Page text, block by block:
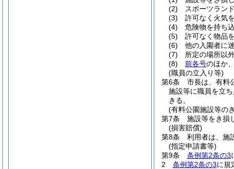
(2)
スポーツラン
(3)
許可なく火気
(4)
危険物を持ち
(5)
許可なく物品
(6)
他の入園者に
(7)
所定の場所以
(8)
前各号のほか
(職員の立入り等)
第6条
市長は、有料
施設等に職員を立
きる。
(有料公園施設等の
第7条
施設等をき損
(損害賠償)
第8条
利用者は、施
(指定申請書等)
第9条
条例第2条の3
2
条例第2条の3に規